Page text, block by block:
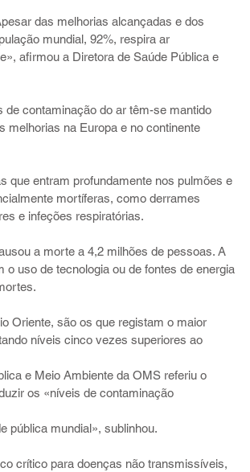
das melhorias alcançadas e dos
mundial, 92%, respira ar
afirmou a Diretora de Saúde Pública e
contaminação do ar têm-se mantido
melhorias na Europa e no continente
que entram profundamente nos pulmões e
mortíferas, como derrames
e infeções respiratórias.
a morte a 4,2 milhões de pessoas. A
o uso de tecnologia ou de fontes de energia
Oriente, são os que registam o maior
níveis cinco vezes superiores ao
e Meio Ambiente da OMS referiu o
os «níveis de contaminação
pública mundial», sublinhou.
crítico para doenças não transmissíveis,